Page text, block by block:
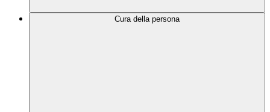
Cura della persona